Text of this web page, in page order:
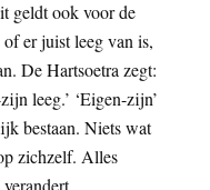
geldt ook voor de
er juist leeg van is,
De Hartsoetra zegt:
leeg.’ ‘Eigen-zijn’
bestaan. Niets wat
zichzelf. Alles